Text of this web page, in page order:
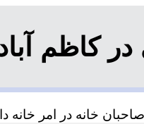
کاظم
خانه در امر خانه